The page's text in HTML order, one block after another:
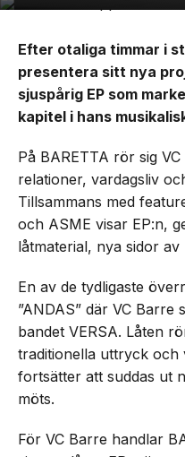
Efter otaliga timmar i
presentera sitt nya
sjuspårig EP som
kapitel i hans
På BARETTA rör sig
relationer, vardagsliv
Tillsammans med
och ASME visar EP:n,
låtmaterial, nya sidor av
En av de tydligaste
”ANDAS” där VC Barre
bandet VERSA. Låten
traditionella uttryck
fortsätter att suddas ut
möts.
För VC Barre handlar